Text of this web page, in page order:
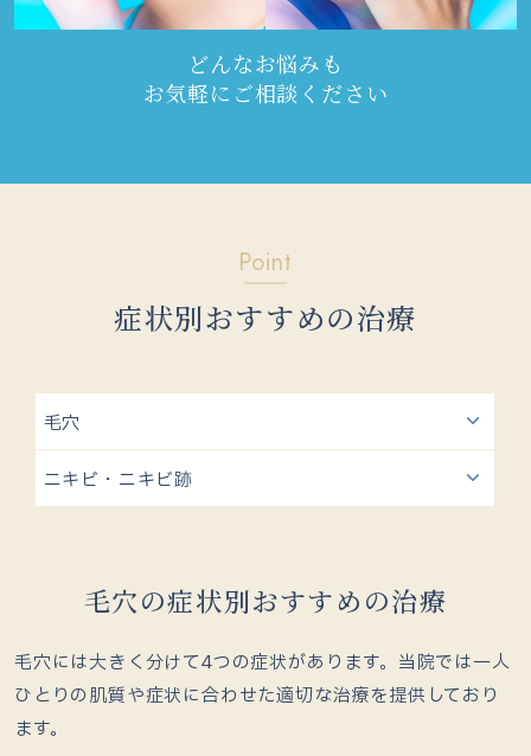
どんなお悩みも
お気軽にご相談ください
Point
症状別おすすめの治療
毛穴
ニキビ・ニキビ跡
毛穴の症状別おすすめの治療
毛穴には大きく分けて4つの症状があります。当院では一人
ひとりの肌質や症状に合わせた適切な治療を提供しており
ます。